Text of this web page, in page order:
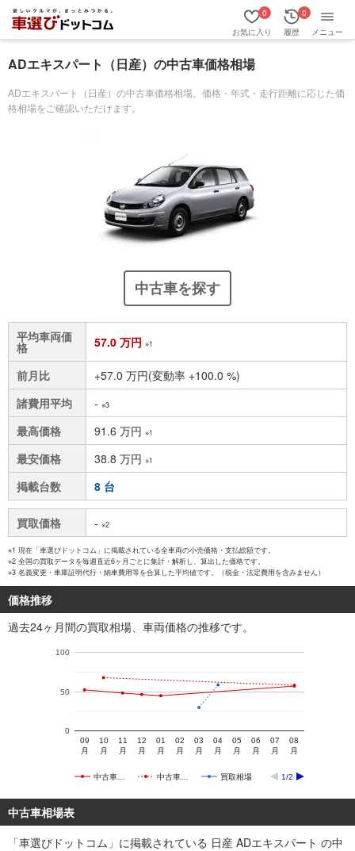
お気に入り
0
履歴
0
メニュー
ADエキスパート（日産）の中古車価格相場
ADエキスパート（日産）の中古車価格相場。価格・年式・走行距離に応じた価
格相場をご確認いただけます。
中古車を探す
平均車両価
格 57.0 万円 ※1
前月比
+57.0 万円(変動率 +100.0 %)
諸費用平均
- ※3
最高価格 91.6 万円 ※1
最安価格 38.8 万円 ※1
掲載台数 8 台
買取価格 - ※2
※1 現在「車選びドットコム」に掲載されている全車両の小売価格・支払総額です。
※2 全国の買取データを毎週直近6ヶ月ごとに集計・解析し、算出した価格です。
※3 名義変更・車庫証明代行・納車費用等を合算した平均値です。（税金・法定費用を含みません）
価格推移
過去24ヶ月間の買取相場、車両価格の推移です。
中古車… 中古車… 買取相場 1/2
09
月
10
月
11
月
12
月
01
月
02
月
03
月
04
月
05
月
06
月
07
月
08
月
0
50
100
中古車相場表
「車選びドットコム」に掲載されている 日産 ADエキスパート の中